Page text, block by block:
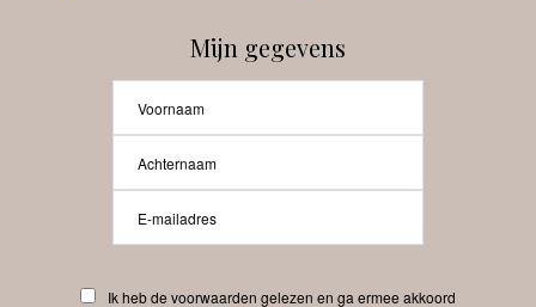
Beauty-Pro.nl
Mijn gegevens
Ik heb de voorwaarden gelezen en ga ermee akkoord